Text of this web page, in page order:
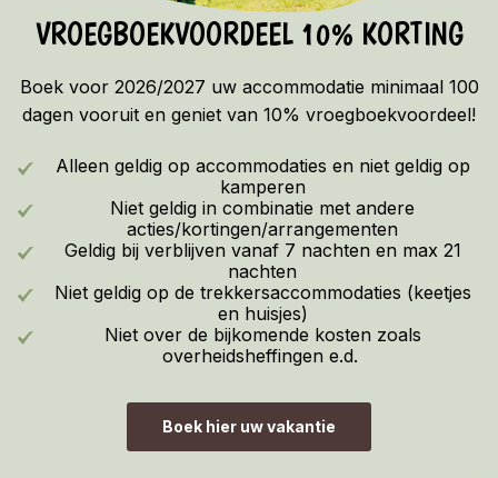
VROEGBOEKVOORDEEL 10% KORTING
Boek voor 2026/2027 uw accommodatie minimaal 100
dagen vooruit en geniet van 10% vroegboekvoordeel!
Alleen geldig op accommodaties en niet geldig op
kamperen
Niet geldig in combinatie met andere
acties/kortingen/arrangementen
Geldig bij verblijven vanaf 7 nachten en max 21
nachten
Niet geldig op de trekkersaccommodaties (keetjes
en huisjes)
Niet over de bijkomende kosten zoals
overheidsheffingen e.d.
Boek hier uw vakantie